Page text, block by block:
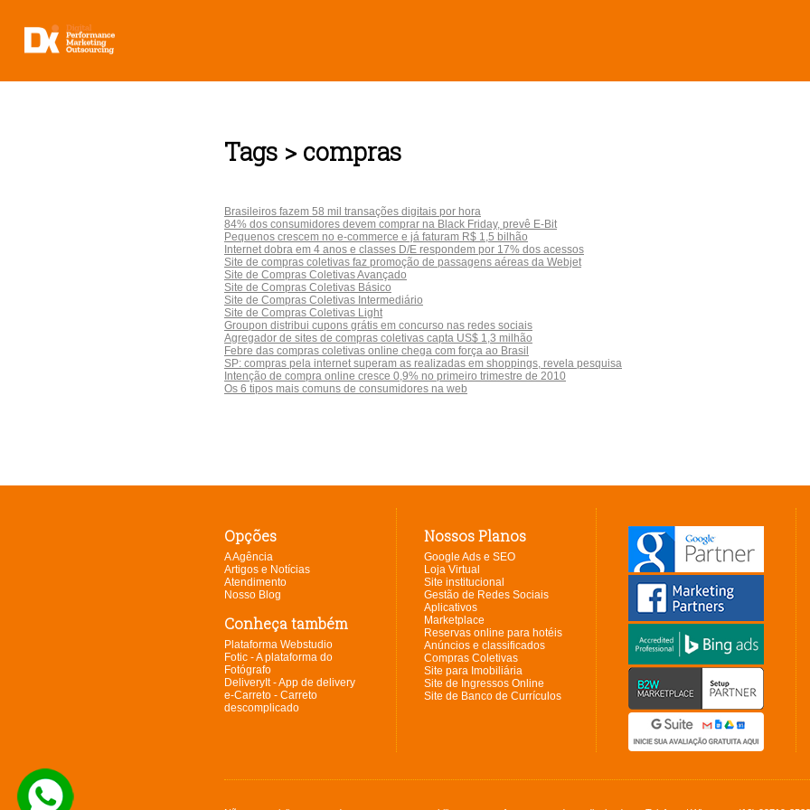
Tags > compras
Brasileiros fazem 58 mil transações digitais por hora
84% dos consumidores devem comprar na Black Friday, prevê E-Bit
Pequenos crescem no e-commerce e já faturam R$ 1,5 bilhão
Internet dobra em 4 anos e classes D/E respondem por 17% dos acessos
Site de compras coletivas faz promoção de passagens aéreas da Webjet
Site de Compras Coletivas Avançado
Site de Compras Coletivas Básico
Site de Compras Coletivas Intermediário
Site de Compras Coletivas Light
Groupon distribui cupons grátis em concurso nas redes sociais
Agregador de sites de compras coletivas capta US$ 1,3 milhão
Febre das compras coletivas online chega com força ao Brasil
SP: compras pela internet superam as realizadas em shoppings, revela pesquisa
Intenção de compra online cresce 0,9% no primeiro trimestre de 2010
Os 6 tipos mais comuns de consumidores na web
Opções
A Agência
Artigos e Notícias
Atendimento
Nosso Blog
Conheça também
Plataforma Webstudio
Fotic - A plataforma do
Fotógrafo
DeliveryIt - App de delivery
e-Carreto - Carreto
descomplicado
Nossos Planos
Google Ads e SEO
Loja Virtual
Site institucional
Gestão de Redes Sociais
Aplicativos
Marketplace
Reservas online para hotéis
Anúncios e classificados
Compras Coletivas
Site para Imobiliária
Site de Ingressos Online
Site de Banco de Currículos